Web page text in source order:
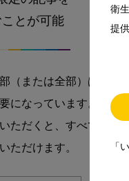
衛
提
「
とが可能
（または全部）は
になっています。
ただくと、すべて
ただけます。